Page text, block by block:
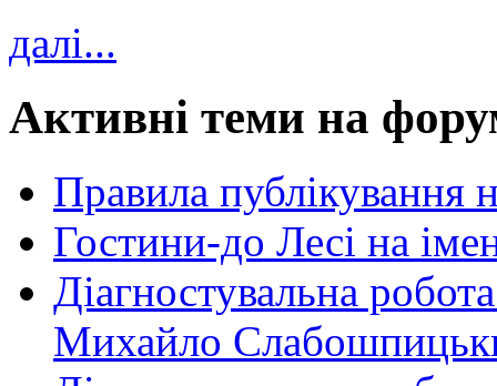
далі...
Активні теми на
Правила публікування
Гостини-до Лесі на
Діагностувальна
Михайло